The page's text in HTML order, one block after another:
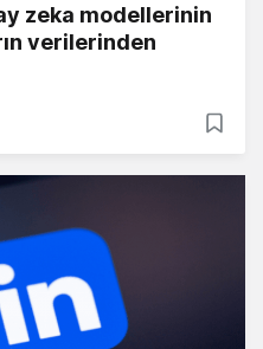
zeka modellerinin
verilerinden